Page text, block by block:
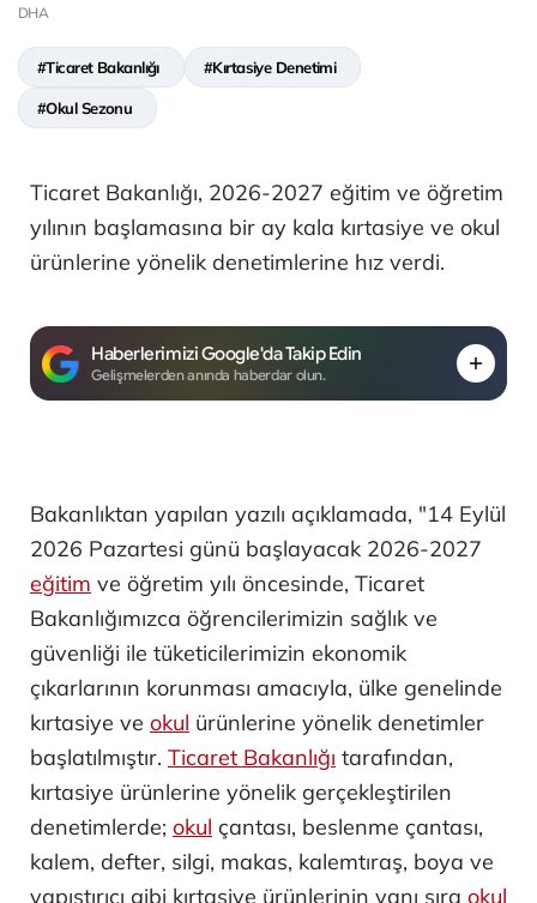
DHA
#Ticaret Bakanlığı #Kırtasiye Denetimi
#Okul Sezonu
Ticaret Bakanlığı, 2026-2027 eğitim ve öğretim
yılının başlamasına bir ay kala kırtasiye ve okul
ürünlerine yönelik denetimlerine hız verdi.
Haberlerimizi Google'da Takip Edin
Gelişmelerden anında haberdar olun.
Bakanlıktan yapılan yazılı açıklamada, "14 Eylül
2026 Pazartesi günü başlayacak 2026-2027
eğitim ve öğretim yılı öncesinde, Ticaret
Bakanlığımızca öğrencilerimizin sağlık ve
güvenliği ile tüketicilerimizin ekonomik
çıkarlarının korunması amacıyla, ülke genelinde
kırtasiye ve okul ürünlerine yönelik denetimler
başlatılmıştır. Ticaret Bakanlığı tarafından,
kırtasiye ürünlerine yönelik gerçekleştirilen
denetimlerde; okul çantası, beslenme çantası,
kalem, defter, silgi, makas, kalemtıraş, boya ve
yapıştırıcı gibi kırtasiye ürünlerinin yanı sıra okul